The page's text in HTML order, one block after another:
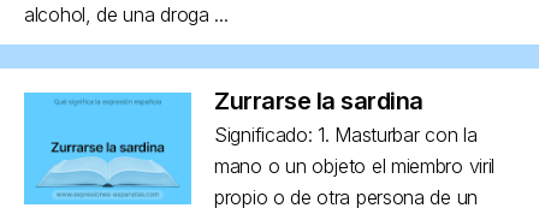
alcohol, de una droga ...
Zurrarse la sardina
Significado: 1. Masturbar con la
mano o un objeto el miembro viril
propio o de otra persona de un